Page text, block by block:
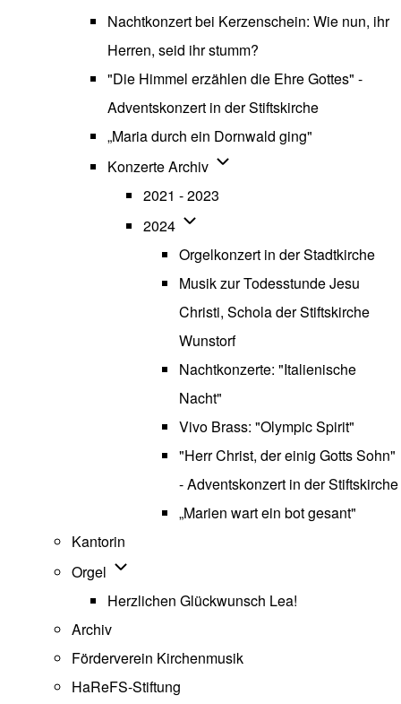
Nachtkonzert bei Kerzenschein: Wie nun, ihr
Herren, seid ihr stumm?
"Die Himmel erzählen die Ehre Gottes" -
Adventskonzert in der Stiftskirche
„Maria durch ein Dornwald ging"
Konzerte Archiv Unternavigation von
2021 - 2023
2024 Unternavigation von 2024
Orgelkonzert in der Stadtkirche
Musik zur Todesstunde Jesu
Christi, Schola der Stiftskirche
Wunstorf
Nachtkonzerte: "Italienische
Nacht"
Vivo Brass: "Olympic Spirit"
"Herr Christ, der einig Gotts Sohn"
- Adventskonzert in der Stiftskirche
„Marien wart ein bot gesant"
Kantorin
Orgel Unternavigation von Orgel
Herzlichen Glückwunsch Lea!
Archiv
Förderverein Kirchenmusik
HaReFS-Stiftung